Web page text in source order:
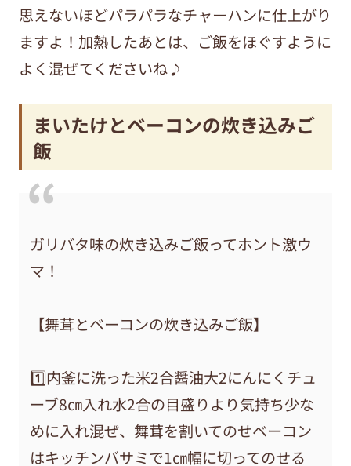
思えないほどパラパラなチャーハンに仕上がり
ますよ！加熱したあとは、ご飯をほぐすように
よく混ぜてくださいね♪
まいたけとベーコンの炊き込みご
飯
ガリバタ味の炊き込みご飯ってホント激ウ
マ！
【舞茸とベーコンの炊き込みご飯】
1️⃣内釜に洗った米2合醤油大2にんにくチュ
ーブ8㎝入れ水2合の目盛りより気持ち少な
めに入れ混ぜ、舞茸を割いてのせベーコン
はキッチンバサミで1㎝幅に切ってのせる